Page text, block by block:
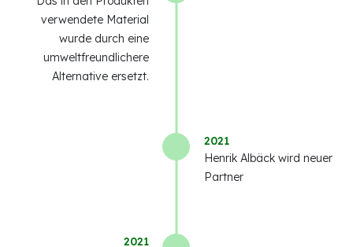
verwendete Material
wurde durch eine
umweltfreundlichere
Alternative ersetzt.
2021
Henrik Albäck wird neuer
Partner
2021